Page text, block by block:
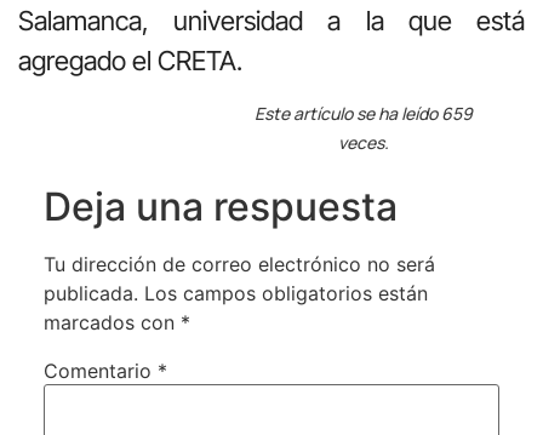
Salamanca, universidad a la que está
agregado el CRETA.
Este artículo se ha leído 659
veces.
Deja una respuesta
Tu dirección de correo electrónico no será
publicada. Los campos obligatorios están
marcados con *
Comentario *